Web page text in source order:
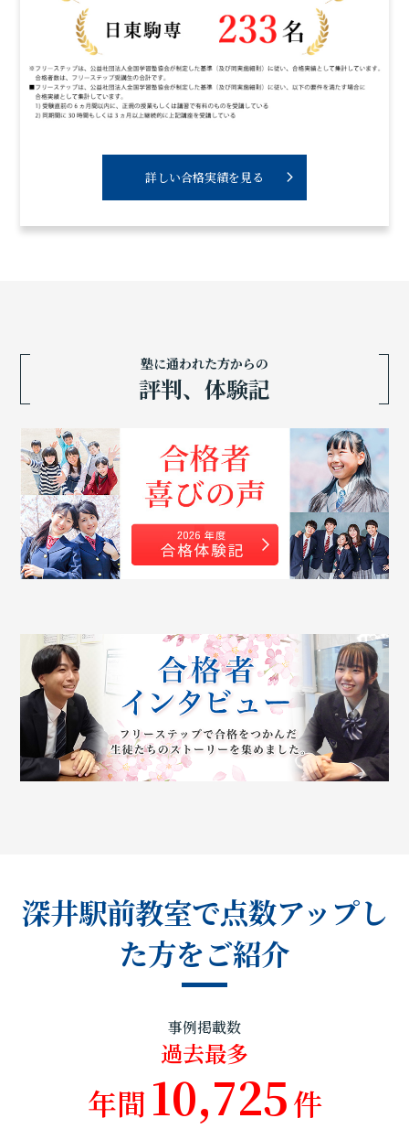
詳しい合格実績を見る
塾に通われた方からの
評判、体験記
深井駅前教室で点数アップし
た方をご紹介
事例掲載数
過去最多
年間 10,725件